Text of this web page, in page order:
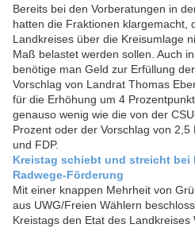
Bereits bei den Vorberatungen in
hatten die Fraktionen klargemacht,
Landkreises über die Kreisumlage
Maß belastet werden sollen. Auch
benötige man Geld zur Erfüllung
Vorschlag von Landrat Thomas
für die Erhöhung um 4
genauso wenig wie die von der
Prozent oder der Vorschlag von
und FDP.
Kreistag schiebt und streicht bei
Radwege-Förderung
Mit einer knappen Mehrheit von
aus UWG/Freien Wählern
Kreistags den Etat des